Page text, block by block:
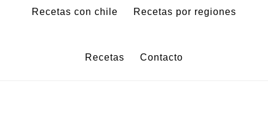
páginaRecetas con chile Recetas por regiones
Recetas Contacto